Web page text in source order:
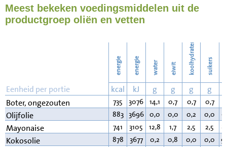
Strijken 46
53
Meest bekeken voedingsmiddelen uit de
productgroep oliën en vetten
energie energie water eiwit koolhydraten suikers
Eenheid per portie kcal kJ g g g g
Boter, ongezouten
735 3076 14,1 0,7 0,7 0,7
Olijfolie 883 3696 0,0 0,0 0,2 0,0
Mayonaise 741 3105 12,8 1,7 2,5 2,5
Kokosolie 878 3677 0,2 0,8 0,0 0,0